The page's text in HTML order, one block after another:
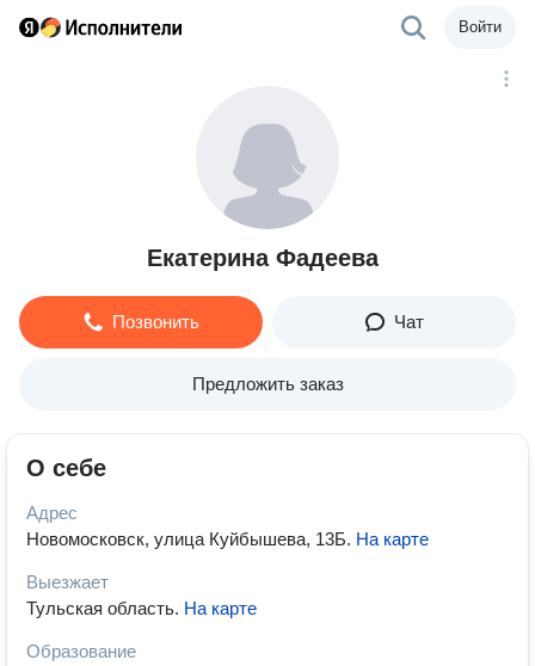
Войти
Екатерина Фадеева
Позвонить Чат
Предложить заказ
О себе
Адрес
Новомосковск, улица Куйбышева, 13Б. На карте
Выезжает
Тульская область. На карте
Образование